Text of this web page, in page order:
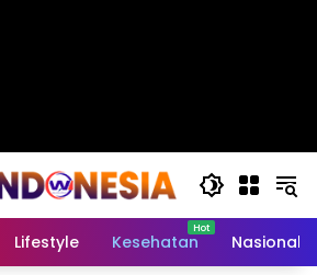
Lifestyle Kesehatan Nasional